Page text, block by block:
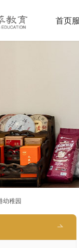
首页
幼稚园